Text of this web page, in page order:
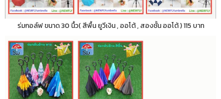
ร่มกอล์ฟ ขนาด 30 นื้ว( สีพื้น ยูวีเงิน , ออโต้ , สองชั้น ออโต้ ) 115 บาท